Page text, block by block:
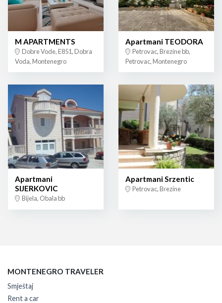
M APARTMENTS
Dobre Vode, E851, Dobra
Voda, Montenegro
Apartmani TEODORA
Petrovac, Brezine bb,
Petrovac, Montenegro
Apartmani
SIJERKOVIC
Bijela, Obala bb
Apartmani Srzentic
Petrovac, Brezine
MONTENEGRO TRAVELER
Smještaj
Rent a car